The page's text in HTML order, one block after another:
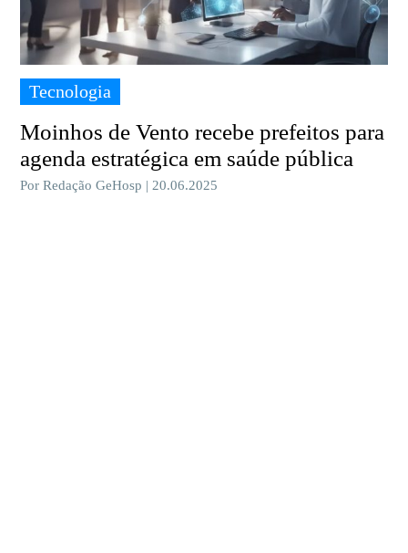
Tecnologia
Moinhos de Vento recebe prefeitos para
agenda estratégica em saúde pública
Por Redação GeHosp | 20.06.2025